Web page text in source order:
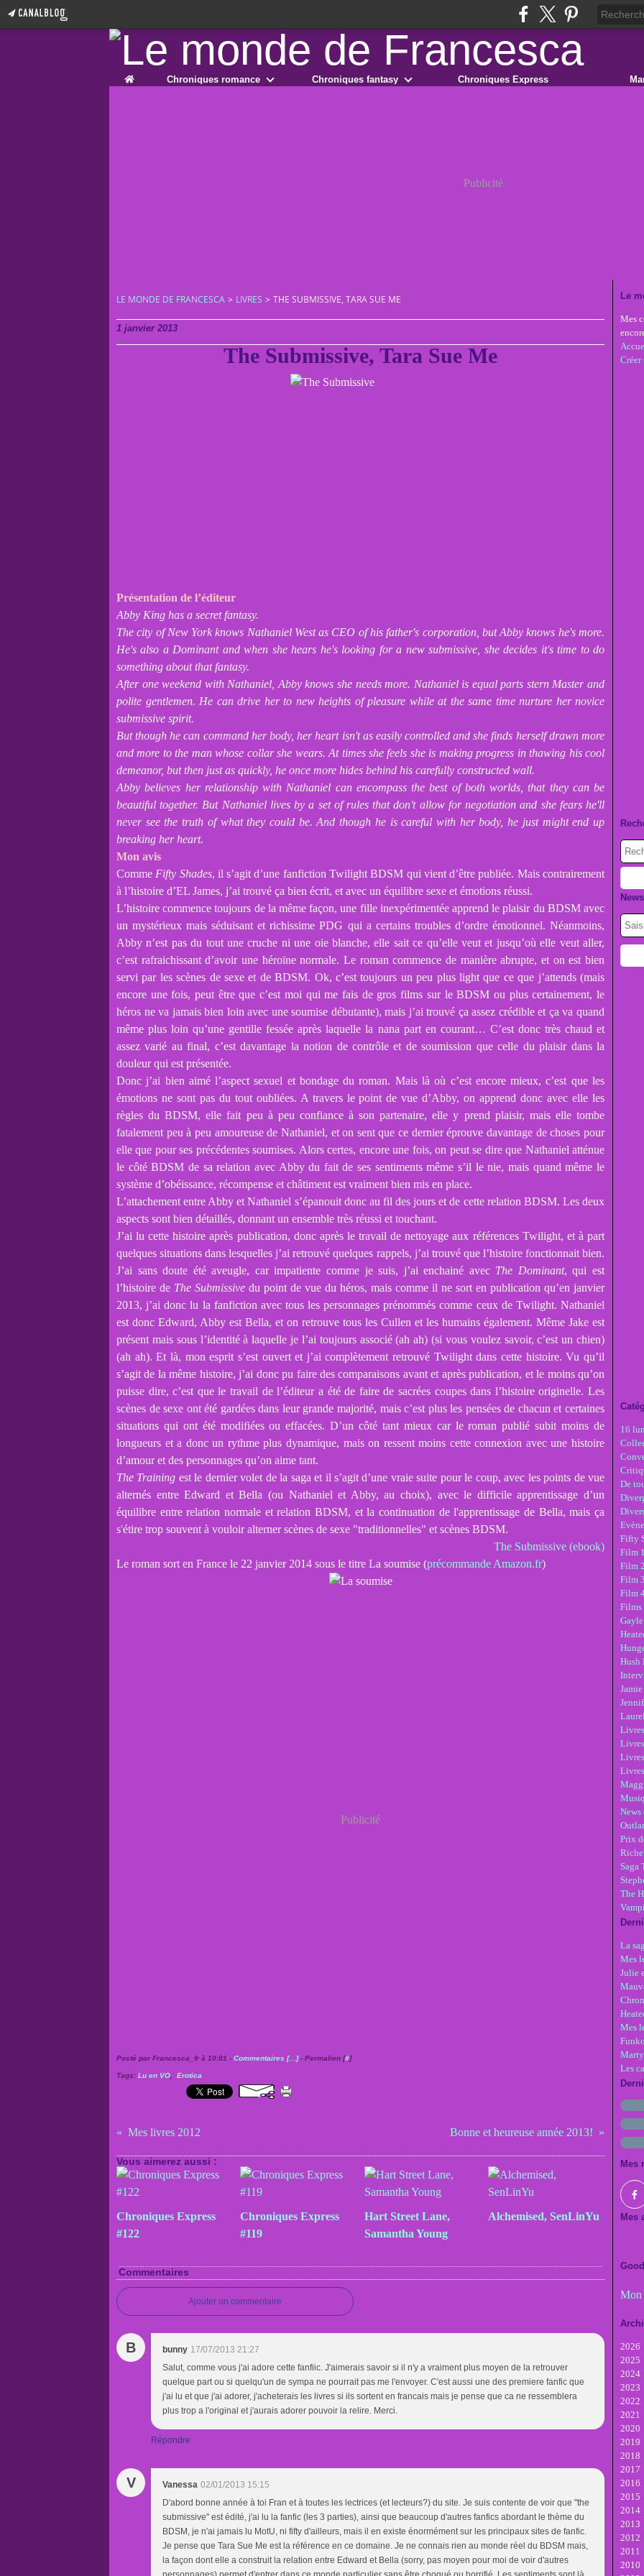
Home Chroniques romance Chroniques fantasy Chroniques Express
Publicité
LE MONDE DE FRANCESCA > LIVRES > THE SUBMISSIVE, TARA SUE ME
1 janvier 2013
The Submissive, Tara Sue Me
Présentation de l’éditeur
Abby King has a secret fantasy.
The city of New York knows Nathaniel West as CEO of his father's corporation, but Abby knows he's more.
He's also a Dominant and when she hears he's looking for a new submissive, she decides it's time to do
something about that fantasy.
After one weekend with Nathaniel, Abby knows she needs more. Nathaniel is equal parts stern Master and
polite gentlemen. He can drive her to new heights of pleasure while at the same time nurture her novice
submissive spirit.
But though he can command her body, her heart isn't as easily controlled and she finds herself drawn more
and more to the man whose collar she wears. At times she feels she is making progress in thawing his cool
demeanor, but then just as quickly, he once more hides behind his carefully constructed wall.
Abby believes her relationship with Nathaniel can encompass the best of both worlds, that they can be
beautiful together. But Nathaniel lives by a set of rules that don't allow for negotiation and she fears he'll
never see the truth of what they could be. And though he is careful with her body, he just might end up
breaking her heart.
Mon avis
Comme Fifty Shades, il s’agit d’une fanfiction Twilight BDSM qui vient d’être publiée. Mais contrairement
à l’histoire d’EL James, j’ai trouvé ça bien écrit, et avec un équilibre sexe et émotions réussi.
L’histoire commence toujours de la même façon, une fille inexpérimentée apprend le plaisir du BDSM avec
un mystérieux mais séduisant et richissime PDG qui a certains troubles d’ordre émotionnel. Néanmoins,
Abby n’est pas du tout une cruche ni une oie blanche, elle sait ce qu’elle veut et jusqu’où elle veut aller,
c’est rafraichissant d’avoir une héroïne normale. Le roman commence de manière abrupte, et on est bien
servi par les scènes de sexe et de BDSM. Ok, c’est toujours un peu plus light que ce que j’attends (mais
encore une fois, peut être que c’est moi qui me fais de gros films sur le BDSM ou plus certainement, le
héros ne va jamais bien loin avec une soumise débutante), mais j’ai trouvé ça assez crédible et ça va quand
même plus loin qu’une gentille fessée après laquelle la nana part en courant… C’est donc très chaud et
assez varié au final, c’est davantage la notion de contrôle et de soumission que celle du plaisir dans la
douleur qui est présentée.
Donc j’ai bien aimé l’aspect sexuel et bondage du roman. Mais là où c’est encore mieux, c’est que les
émotions ne sont pas du tout oubliées. A travers le point de vue d’Abby, on apprend donc avec elle les
règles du BDSM, elle fait peu à peu confiance à son partenaire, elle y prend plaisir, mais elle tombe
fatalement peu à peu amoureuse de Nathaniel, et on sent que ce dernier éprouve davantage de choses pour
elle que pour ses précédentes soumises. Alors certes, encore une fois, on peut se dire que Nathaniel atténue
le côté BDSM de sa relation avec Abby du fait de ses sentiments même s’il le nie, mais quand même le
système d’obéissance, récompense et châtiment est vraiment bien mis en place.
L’attachement entre Abby et Nathaniel s’épanouit donc au fil des jours et de cette relation BDSM. Les deux
aspects sont bien détaillés, donnant un ensemble très réussi et touchant.
J’ai lu cette histoire après publication, donc après le travail de nettoyage aux références Twilight, et à part
quelques situations dans lesquelles j’ai retrouvé quelques rappels, j’ai trouvé que l’histoire fonctionnait bien.
J’ai sans doute été aveugle, car impatiente comme je suis, j’ai enchainé avec The Dominant, qui est
l’histoire de The Submissive du point de vue du héros, mais comme il ne sort en publication qu’en janvier
2013, j’ai donc lu la fanfiction avec tous les personnages prénommés comme ceux de Twilight. Nathaniel
est donc Edward, Abby est Bella, et on retrouve tous les Cullen et les humains également. Même Jake est
présent mais sous l’identité à laquelle je l’ai toujours associé (ah ah) (si vous voulez savoir, c’est un chien)
(ah ah). Et là, mon esprit s’est ouvert et j’ai complètement retrouvé Twilight dans cette histoire. Vu qu’il
s’agit de la même histoire, j’ai donc pu faire des comparaisons avant et après publication, et le moins qu’on
puisse dire, c’est que le travail de l’éditeur a été de faire de sacrées coupes dans l’histoire originelle. Les
scènes de sexe ont été gardées dans leur grande majorité, mais c’est plus les pensées de chacun et certaines
situations qui ont été modifiées ou effacées. D’un côté tant mieux car le roman publié subit moins de
longueurs et a donc un rythme plus dynamique, mais on ressent moins cette connexion avec une histoire
d’amour et des personnages qu’on aime tant.
The Training est le dernier volet de la saga et il s’agit d’une vraie suite pour le coup, avec les points de vue
alternés entre Edward et Bella (ou Nathaniel et Abby, au choix), avec le difficile apprentissage d’un
équilibre entre relation normale et relation BDSM, et la continuation de l'apprentissage de Bella, mais ça
s'étire trop souvent à vouloir alterner scènes de sexe "traditionnelles" et scènes BDSM.
The Submissive (ebook)
Le roman sort en France le 22 janvier 2014 sous le titre La soumise (précommande Amazon.fr)
Publicité
Posté par Francesca_fr à 10:01 - Commentaires [… ]- Permalien [#]
Tags: Lu en VO Erotica
Mes livres 2012 Bonne et heureuse année 2013!
Vous aimerez aussi :
Chroniques Express
#122
Chroniques Express
#119
Hart Street Lane,
Samantha Young
Alchemised, SenLinYu
Commentaires
Ajouter un commentaire
B bunny 17/07/2013 21:27
Salut, comme vous j'ai adore cette fanfiic. J'aimerais savoir si il n'y a vraiment plus moyen de la retrouver
quelque part ou si quelqu'un de sympa ne pourrait pas me l'envoyer. C'est aussi une des premiere fanfic que
j'ai lu et que j'ai adorer, j'acheterais les livres si ils sortent en francais mais je pense que ca ne ressemblera
plus trop a l'original et j'aurais adorer pouvoir la relire. Merci.
Répondre
V Vanessa 02/01/2013 15:15
D'abord bonne année à toi Fran et à toutes les lectrices (et lecteurs?) du site. Je suis contente de voir que "the
submissive" est édité, j'ai lu la fanfic (les 3 parties), ainsi que beaucoup d'autres fanfics abordant le thème du
BDSM, je n'ai jamais lu MotU, ni fifty d'ailleurs, mais il en existe énormément sur les principaux sites de fanfic.
Je pense que Tara Sue Me est la référence en ce domaine. Je ne connais rien au monde réel du BDSM mais,
la façon dont elle a construit la relation entre Edward et Bella (sorry, pas moyen pour moi de voir d'autres
Le
Mes
16
De
Fifty
Film
Film
Film
Film
Films
Hush
Livres
News
Prix
Saga
The
La
Mes
Julie
Mes
Les
Mes
Mes
Mon
2026
2025
2024
2023
2022
2021
2020
2019
2018
2017
2016
2015
2014
2013
2012
2011
2010